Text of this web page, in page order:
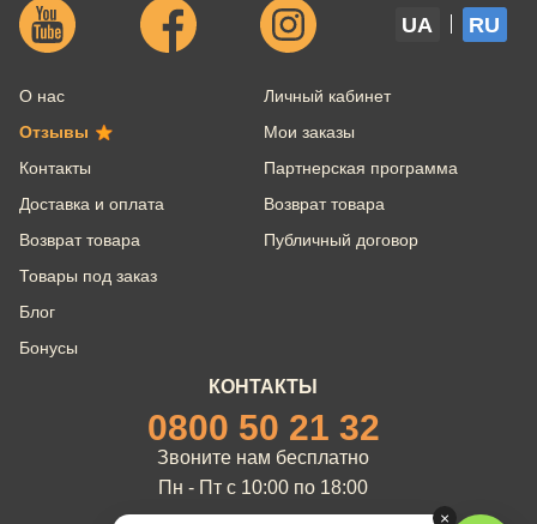
UA RU
О нас
Отзывы
Контакты
Доставка и оплата
Возврат товара
Товары под заказ
Блог
Бонусы
Личный кабинет
Мои заказы
Партнерская программа
Возврат товара
Публичный договор
КОНТАКТЫ
0800 50 21 32
Звоните нам бесплатно
Пн - Пт с 10:00 по 18:00
×